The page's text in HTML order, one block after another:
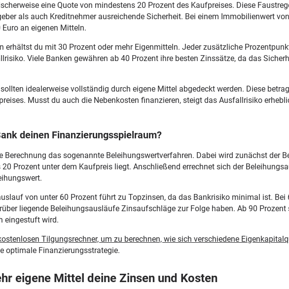
eine Quote von mindestens 20 Prozent des Kaufpreises. Diese
als auch Kreditnehmer ausreichende Sicherheit. Bei einem Immobilienwert
an eigenen Mitteln.
erhältst du mit 30 Prozent oder mehr Eigenmitteln. Jeder zusätzliche
Viele Banken gewähren ab 40 Prozent ihre besten Zinssätze, da das
idealerweise vollständig durch eigene Mittel abgedeckt werden. Diese
Musst du auch die Nebenkosten finanzieren, steigt das Ausfallrisiko
deinen Finanzierungsspielraum?
Berechnung das sogenannte Beleihungswertverfahren. Dabei wird zunächst der
Prozent unter dem Kaufpreis liegt. Anschließend errechnet sich der
von unter 60 Prozent führt zu Topzinsen, da das Bankrisiko minimal ist.
liegende Beleihungsausläufe Zinsaufschläge zur Folge haben. Ab 90
eingestuft wird.
Tilgungsrechner, um zu berechnen, wie sich verschiedene
optimale Finanzierungsstrategie.
eigene Mittel deine Zinsen und Kosten